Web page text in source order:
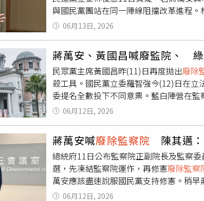
與國民黨團站在同一陣線阻擋改革進程
討論，態度相當鮮明。不過他認為，政
始終主張回歸三權分立，並曾在立法院
兩院的提案多由民進黨立委提出，但由
複決程序。當時民進黨席次不足以單獨
明當年身為立委時為何沒有支持相關修
形成明顯落差。民進黨立法院黨團幹事
卻公開要求立委全面封殺監委提名人，
提出具體修憲方案，而非僅針對監委人
權事項，對立法院審查與表決方向指指
理，而非以政治操作方式製造對立。若
防。
06月13日, 2026
蔣萬安、黃國昌喊廢監院、
民眾黨主席黃國昌昨(11)日再度拋出廢除
殺工具。國民黨立委羅智強今(12)日在
委提名全數投下不同意票。藍白陣營在
年時，時任總統候選人蔡英文也曾將「
園市議員王浩宇在黃貼文留言「藍白應
藍綠白間的爭論也讓監察院存廢議題再
競選總統提出的政見，再到蔡連任總統
浪。民眾黨認為，綠營過去高喊廢監院
存廢須獲得立法院高門檻通過外，最後
共識。據查，立法院曾針對廢止監察院
06月12日, 2026
蔣萬安喊廢除監察院 陳其邁
總統府11日公布監察院正副院長及監察
選，先凍結監察院運作，再修憲廢除監察
萬安應該盡速說服國民黨支持修憲。稍早
我是最後一任監察院長」，既然如此，民
06月12日, 2026